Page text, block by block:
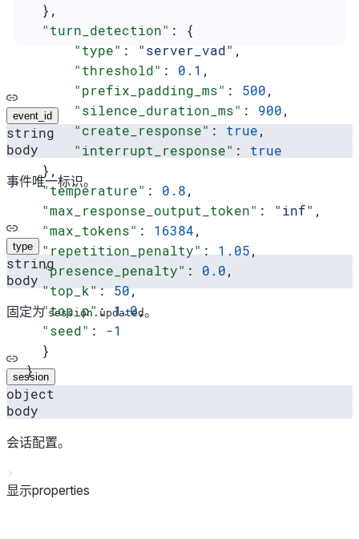
  },
  "turn_detection"
: {
      "type"
: "server_vad" ,
      "threshold"
: 0.1 ,
      "prefix_padding_ms"
: 500,
      "silence_duration_ms"
: 900,
      "create_response"
: true,
      "interrupt_response"
: true
  },
  "temperature"
: 0.8,
  "max_response_output_token"
: "inf" ,
  "max_tokens"
: 16384,
  "repetition_penalty"
: 1.05,
  "presence_penalty"
: 0.0,
  "top_k"
: 50,
  "top_p"
: 1.0,
  "seed"
: -1
  }
}
event_id
string
body
事件唯一标识。
type
string
body
固定为session.updated。
session
object
body
会话配置。
显示properties